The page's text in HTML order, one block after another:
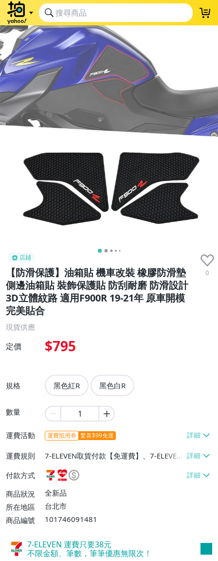
店鋪
【防滑保護】油箱貼 機車改裝 橡膠防滑墊
側邊油箱貼 裝飾保護貼 防刮耐磨 防滑設計
3D立體紋路 適用F900R 19-21年 原車開模
完美貼合
0
現貨供應
定價 $795
規格 黑色紅R 黑色白R
數量
運費活動 運費抵用券 驚喜$99免運
運費規則
7-ELEVEN取貨付款【免運費】、7-ELEVEN
取貨不付款【免運費】、萊爾富取貨付款
【免運費】、宅配/貨運【免運費】、離島
配送【單件運費$300】
付款方式
商品狀況
全新品
所在地區
台北市
商品編號
101746091481
7-ELEVEN 運費只要38元
不限金額、筆數，筆筆優惠無限次！